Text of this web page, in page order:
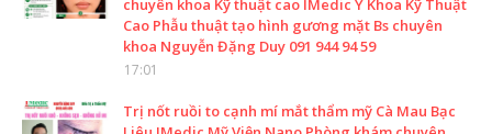
chuyên khoa Kỹ thuật cao IMedic Y Khoa Kỹ Thuật
Cao Phẫu thuật tạo hình gương mặt Bs chuyên
khoa Nguyễn Đặng Duy 091 944 94 59
17:01
Trị nốt ruồi to cạnh mí mắt thẩm mỹ Cà Mau Bạc